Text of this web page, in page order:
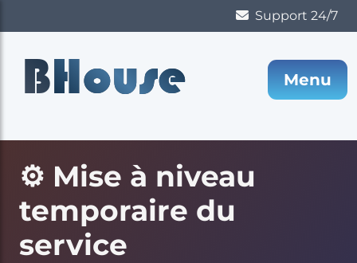
Support 24/7
BHouse Menu
⚙️ Mise à niveau
temporaire du
service